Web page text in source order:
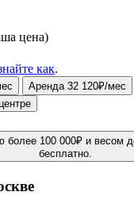
цена)
как.
Аренда 32 120₽/мес
более 100 000₽ и весом
бесплатно.